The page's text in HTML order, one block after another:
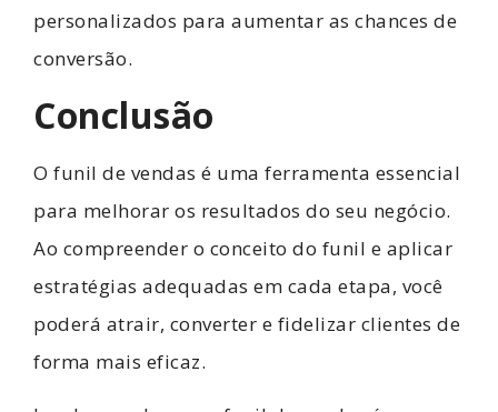
personalizados para aumentar as chances de
conversão.
Conclusão
O funil de vendas é uma ferramenta essencial
para melhorar os resultados do seu negócio.
Ao compreender o conceito do funil e aplicar
estratégias adequadas em cada etapa, você
poderá atrair, converter e fidelizar clientes de
forma mais eficaz.